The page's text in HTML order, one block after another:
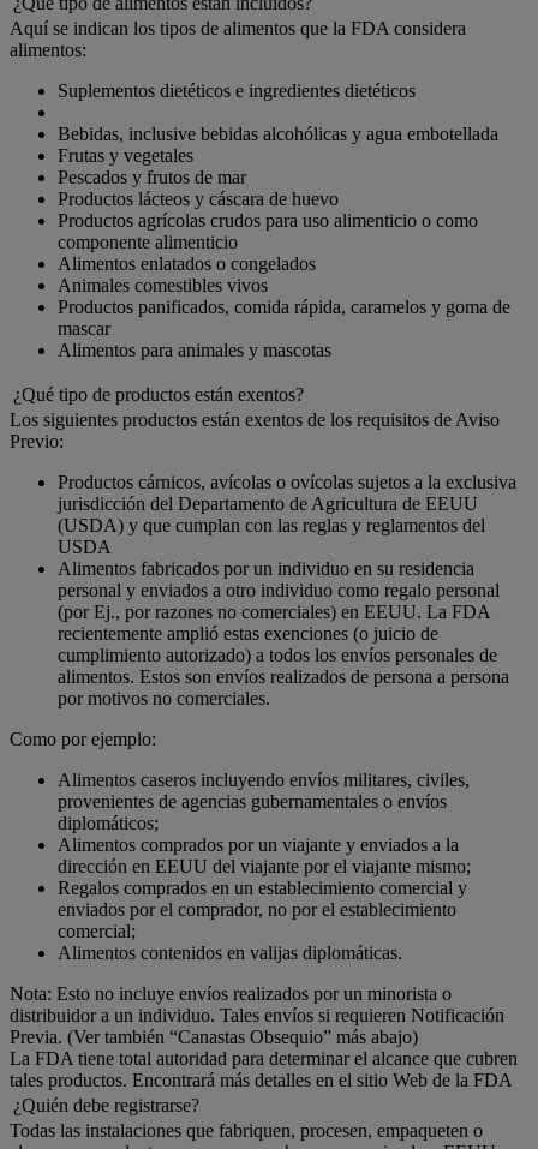
Aquí se indican los tipos de alimentos que la FDA considera
alimentos:
Suplementos dietéticos e ingredientes dietéticos
Bebidas, inclusive bebidas alcohólicas y agua embotellada
Frutas y vegetales
Pescados y frutos de mar
Productos lácteos y cáscara de huevo
Productos agrícolas crudos para uso alimenticio o como
componente alimenticio
Alimentos enlatados o congelados
Animales comestibles vivos
Productos panificados, comida rápida, caramelos y goma de
mascar
Alimentos para animales y mascotas
¿Qué tipo de productos están exentos?
Los siguientes productos están exentos de los requisitos de Aviso
Previo:
Productos cárnicos, avícolas o ovícolas sujetos a la exclusiva
jurisdicción del Departamento de Agricultura de EEUU
(USDA) y que cumplan con las reglas y reglamentos del
USDA
Alimentos fabricados por un individuo en su residencia
personal y enviados a otro individuo como regalo personal
(por Ej., por razones no comerciales) en EEUU. La FDA
recientemente amplió estas exenciones (o juicio de
cumplimiento autorizado) a todos los envíos personales de
alimentos. Estos son envíos realizados de persona a persona
por motivos no comerciales.
Como por ejemplo:
Alimentos caseros incluyendo envíos militares, civiles,
provenientes de agencias gubernamentales o envíos
diplomáticos;
Alimentos comprados por un viajante y enviados a la
dirección en EEUU del viajante por el viajante mismo;
Regalos comprados en un establecimiento comercial y
enviados por el comprador, no por el establecimiento
comercial;
Alimentos contenidos en valijas diplomáticas.
Nota: Esto no incluye envíos realizados por un minorista o
distribuidor a un individuo. Tales envíos si requieren Notificación
Previa. (Ver también “Canastas Obsequio” más abajo)
La FDA tiene total autoridad para determinar el alcance que cubren
tales productos. Encontrará más detalles en el sitio Web de la FDA
¿Quién debe registrarse?
Todas las instalaciones que fabriquen, procesen, empaqueten o